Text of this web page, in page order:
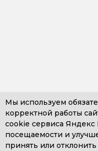
+7 (499) 653-
+7 (812) 409-43-
Мы используем
корректной работы
cookie сервиса Яндекс
посещаемости и
принять или